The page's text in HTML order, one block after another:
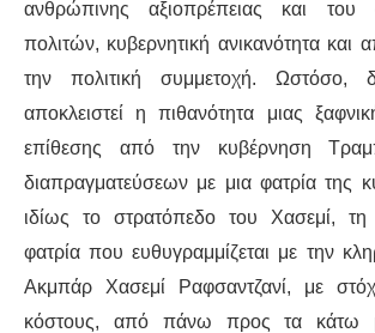
ανθρώπινης αξιοπρέπειας και
πολιτών, κυβερνητική ανικανότητα και
την πολιτική συμμετοχή. Ωστόσο,
αποκλειστεί η πιθανότητα μιας
επίθεσης από την κυβέρνηση
διαπραγματεύσεων με μια φατρία της
ιδίως το στρατόπεδο του Χασεμί, τη
φατρία που ευθυγραμμίζεται με την
Ακμπάρ Χασεμί Ραφσαντζανί, με
κόστους, από πάνω προς τα κάτω